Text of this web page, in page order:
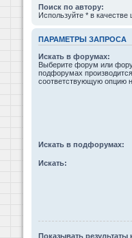
Поиск по автору:
Используйте * в качестве
ПАРАМЕТРЫ ЗАПРОСА
Искать в форумах:
Выберите форум или
подфорумах
соответствующую опцию
Искать в подфорумах:
Искать:
Показывать результаты